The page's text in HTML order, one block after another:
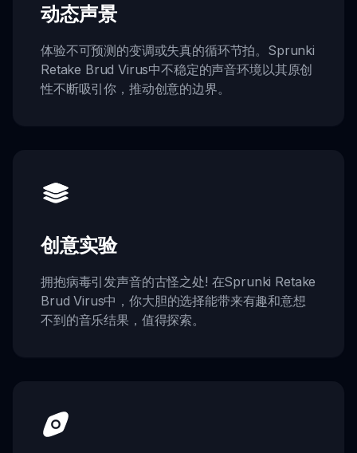
动态声景
体验不可预测的变调或失真的循环节拍。Sprunki
Retake Brud Virus中不稳定的声音环境以其原创
性不断吸引你，推动创意的边界。
创意实验
拥抱病毒引发声音的古怪之处! 在Sprunki Retake
Brud Virus中，你大胆的选择能带来有趣和意想
不到的音乐结果，值得探索。